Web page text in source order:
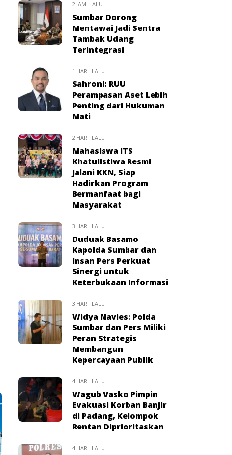
2 JAM LALU
Sumbar Dorong
Mentawai Jadi Sentra
Tambak Udang
Terintegrasi
1 HARI LALU
Sahroni: RUU
Perampasan Aset Lebih
Penting dari Hukuman
Mati
2 HARI LALU
Mahasiswa ITS
Khatulistiwa Resmi
Jalani KKN, Siap
Hadirkan Program
Bermanfaat bagi
Masyarakat
3 HARI LALU
Duduak Basamo
Kapolda Sumbar dan
Insan Pers Perkuat
Sinergi untuk
Keterbukaan Informasi
3 HARI LALU
Widya Navies: Polda
Sumbar dan Pers Miliki
Peran Strategis
Membangun
Kepercayaan Publik
4 HARI LALU
Wagub Vasko Pimpin
Evakuasi Korban Banjir
di Padang, Kelompok
Rentan Diprioritaskan
4 HARI LALU